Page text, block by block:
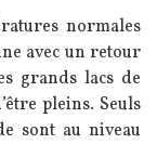
normales
avec un retour
grands lacs de
pleins. Seuls
sont au niveau